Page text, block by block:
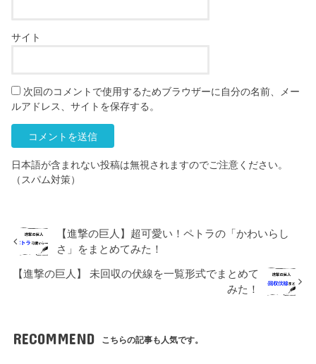
サイト
次回のコメントで使用するためブラウザーに自分の名前、メー
ルアドレス、サイトを保存する。
日本語が含まれない投稿は無視されますのでご注意ください。
（スパム対策）
【進撃の巨人】超可愛い！ペトラの「かわいらし
さ」をまとめてみた！
【進撃の巨人】 未回収の伏線を一覧形式でまとめて
みた！
RECOMMEND こちらの記事も人気です。